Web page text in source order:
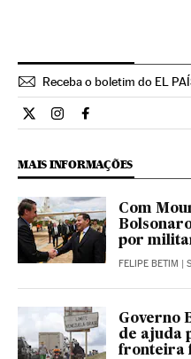
Receba o boletim do EL
Internacional El País Brasil
Internacional El País
Internacional El
MAIS INFORMAÇÕES
Com
por
FELIPE BETIM |
Governo
de ajuda
fronteira